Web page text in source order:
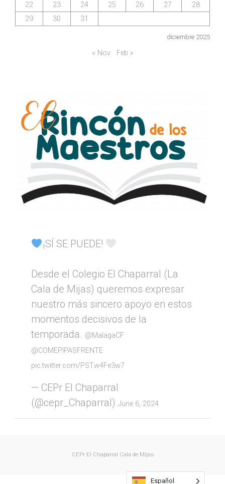
diciembre 2025
22
23 24 25 26 27
28
29
30 31
« Nov Feb »
¡SÍ SE PUEDE!
Desde el Colegio El Chaparral (La
Cala de Mijas) queremos expresar
nuestro más sincero apoyo en estos
momentos decisivos de la
temporada. @MalagaCF
@COMEPIPASFRENTE
pic.twitter.com/PSTw4Fe3w7
— CEPr El Chaparral
(@cepr_Chaparral) June 6, 2024
CEPr El Chaparral Cala de Mijas
Español